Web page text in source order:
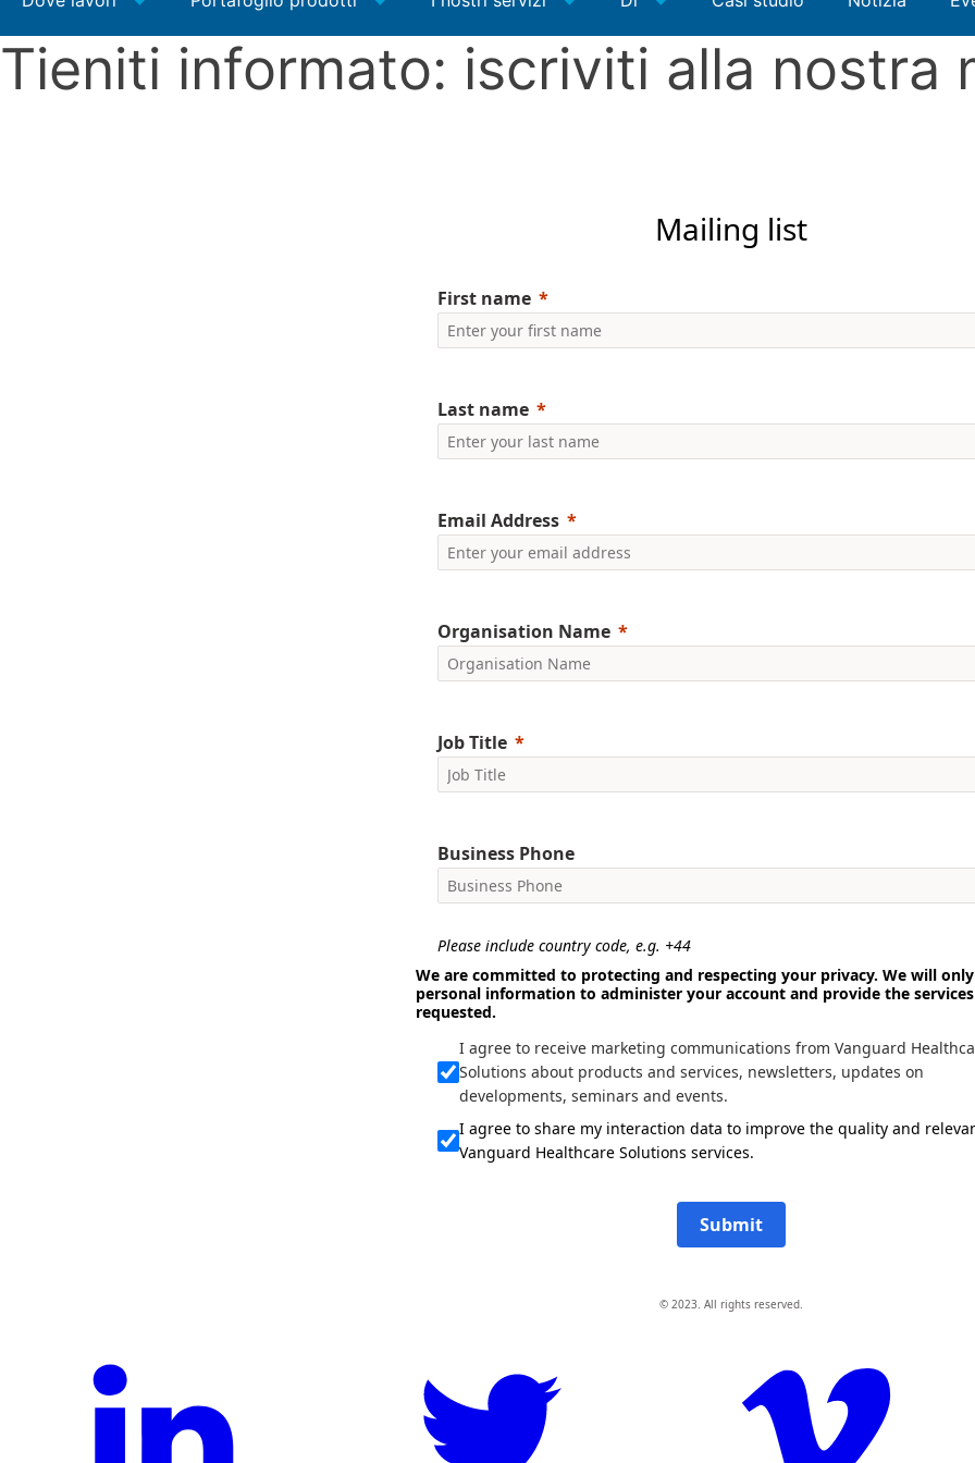
Tieniti informato: iscriviti alla nostra
Mailing list
First name
Last name
Email Address
Organisation Name
Job Title
Business Phone
Please include country code, e.g. +44
We are committed to protecting and respecting your privacy. We will
personal information to administer your account and provide the services
requested.
I agree to receive marketing communications from Vanguard
Solutions about products and services, newsletters, updates on
developments, seminars and events.
I agree to share my interaction data to improve the quality and
Vanguard Healthcare Solutions services.
Submit
© 2023. All rights reserved.